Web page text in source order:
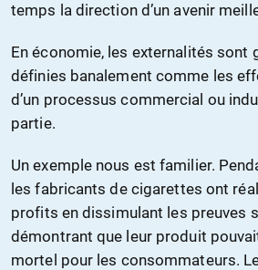
temps la direction d’un avenir
En économie, les externalités sont
définies banalement comme les
d’un processus commercial ou
partie.
Un exemple nous est familier.
les fabricants de cigarettes ont
profits en dissimulant les preuves
démontrant que leur produit
mortel pour les consommateurs.